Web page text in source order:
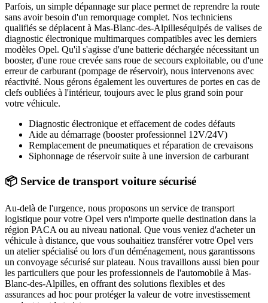
Parfois, un simple dépannage sur place permet de reprendre la route
sans avoir besoin d'un remorquage complet. Nos techniciens
qualifiés se déplacent à Mas-Blanc-des-Alpilleséquipés de valises de
diagnostic électronique multimarques compatibles avec les derniers
modèles Opel. Qu'il s'agisse d'une batterie déchargée nécessitant un
booster, d'une roue crevée sans roue de secours exploitable, ou d'une
erreur de carburant (pompage de réservoir), nous intervenons avec
réactivité. Nous gérons également les ouvertures de portes en cas de
clefs oubliées à l'intérieur, toujours avec le plus grand soin pour
votre véhicule.
Diagnostic électronique et effacement de codes défauts
Aide au démarrage (booster professionnel 12V/24V)
Remplacement de pneumatiques et réparation de crevaisons
Siphonnage de réservoir suite à une inversion de carburant
📦 Service de transport voiture sécurisé
Au-delà de l'urgence, nous proposons un service de transport
logistique pour votre Opel vers n'importe quelle destination dans la
région PACA ou au niveau national. Que vous veniez d'acheter un
véhicule à distance, que vous souhaitiez transférer votre Opel vers
un atelier spécialisé ou lors d'un déménagement, nous garantissons
un convoyage sécurisé sur plateau. Nous travaillons aussi bien pour
les particuliers que pour les professionnels de l'automobile à Mas-
Blanc-des-Alpilles, en offrant des solutions flexibles et des
assurances ad hoc pour protéger la valeur de votre investissement